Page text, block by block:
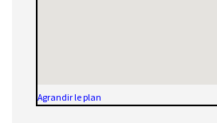
Agrandir le plan